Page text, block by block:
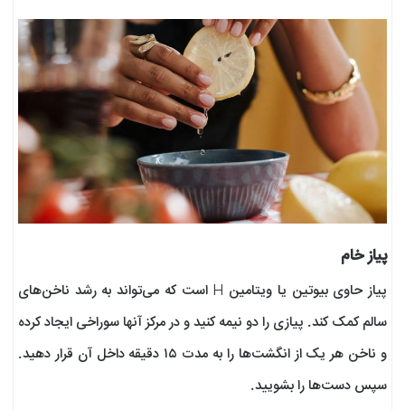
پیاز خام
پیاز حاوی بیوتین یا ویتامین H است که می‌تواند به رشد ناخن‌های
سالم کمک کند. پیازی را دو نیمه کنید و در مرکز آنها سوراخی ایجاد کرده
و ناخن هر یک از انگشت‌ها را به مدت ۱۵ دقیقه داخل آن قرار دهید.
سپس دست‌ها را بشویید.